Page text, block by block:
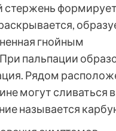
стержень
гнойным
пальпации
Рядом
могут сливаться
называется